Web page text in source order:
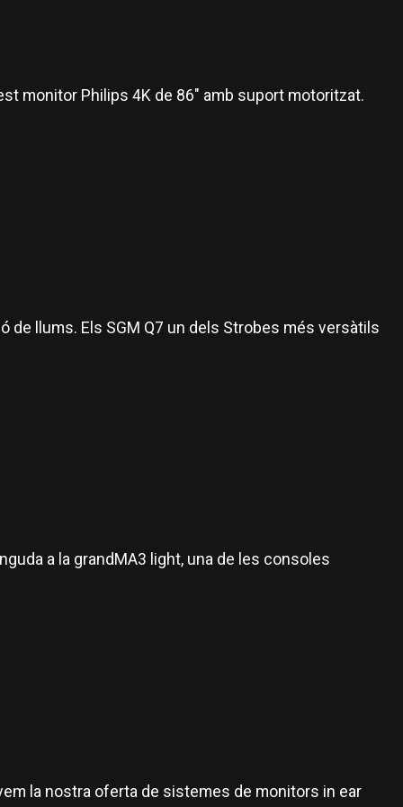
monitor Philips 4K de 86" amb suport motoritzat.
llums. Els SGM Q7 un dels Strobes més versàtils
a la grandMA3 light, una de les consoles
la nostra oferta de sistemes de monitors in ear